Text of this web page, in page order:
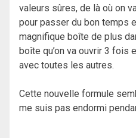
valeurs sûres, de là où on
pour passer du bon temps
magnifique boîte de plus
boîte qu’on va ouvrir 3 fois
avec toutes les autres.
Cette nouvelle formule
me suis pas endormi